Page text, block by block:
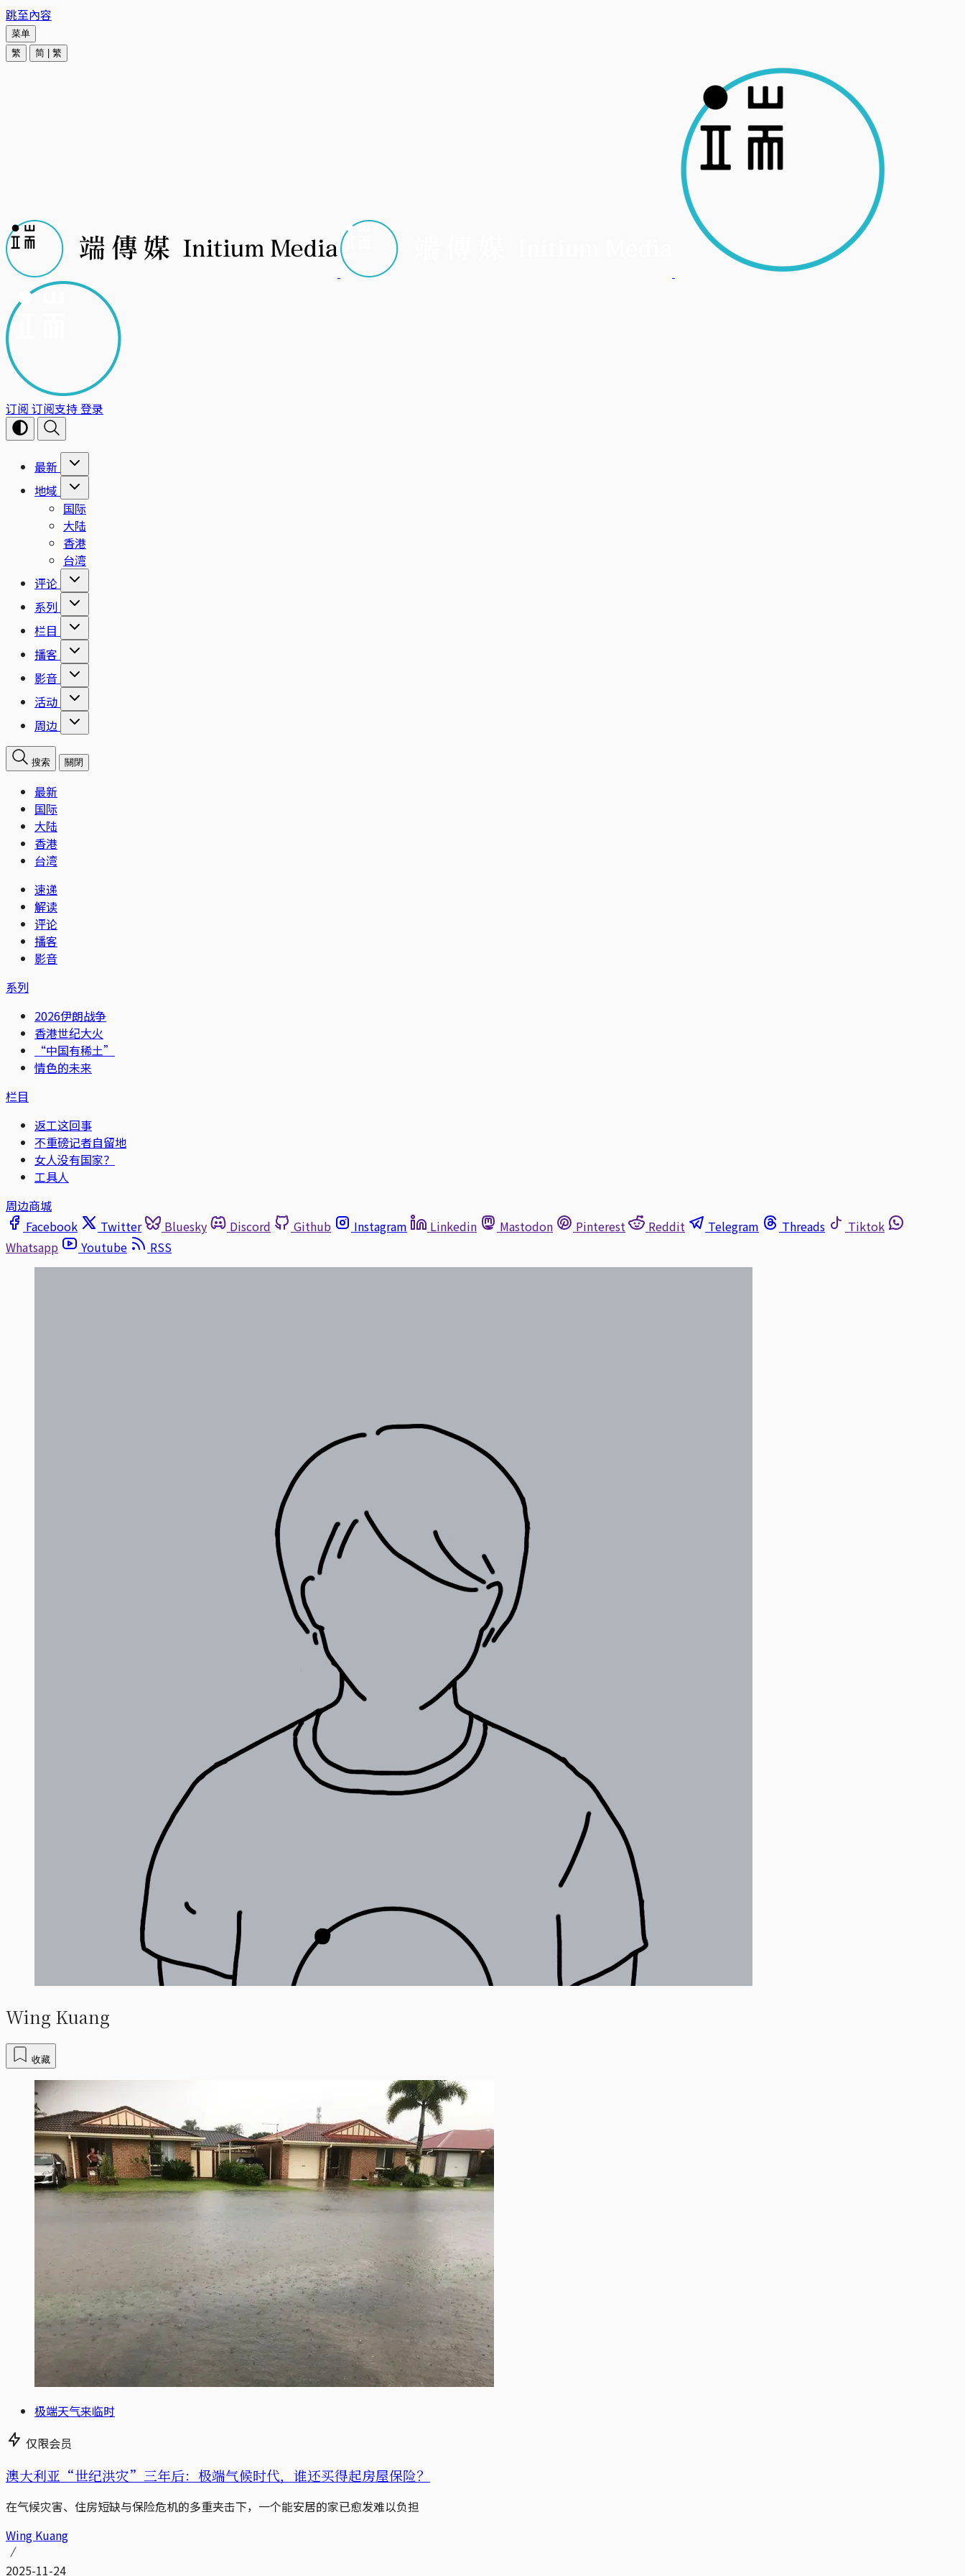
跳至內容
菜单
繁
简 繁
订阅 订阅支持登录
最新
地域
国际
大陆
香港
台湾
评论
系列
栏目
播客
影音
活动
周边
搜索 關閉
最新
国际
大陆
香港
台湾
速递
解读
评论
播客
影音
系列
2026伊朗战争
香港世纪大火
“中国有稀土”
情色的未来
栏目
返工这回事
不重磅记者自留地
女人没有国家？
工具人
周边商城
Facebook
Twitter Bluesky Discord Github Instagram Linkedin Mastodon Pinterest Reddit Telegram Threads
Tiktok
Whatsapp
Youtube RSS
Wing Kuang
收藏
极端天气来临时
仅限会员
澳大利亚“世纪洪灾”三年后：极端气候时代，谁还买得起房屋保险？
在气候灾害、住房短缺与保险危机的多重夹击下，一个能安居的家已愈发难以负担
Wing Kuang
2025-11-24